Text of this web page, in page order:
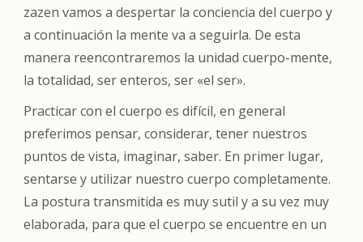
zazen vamos a despertar la conciencia del cuerpo y
a continuación la mente va a seguirla. De esta
manera reencontraremos la unidad cuerpo-mente,
la totalidad, ser enteros, ser «el ser».
Practicar con el cuerpo es difícil, en general
preferimos pensar, considerar, tener nuestros
puntos de vista, imaginar, saber. En primer lugar,
sentarse y utilizar nuestro cuerpo completamente.
La postura transmitida es muy sutil y a su vez muy
elaborada, para que el cuerpo se encuentre en un